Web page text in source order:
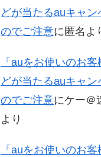
どが当たるauキャ
のでご注意に匿名 よ
「auをお使いのお
どが当たるauキャ
のでご注意にケー＠
より
「auをお使いのお